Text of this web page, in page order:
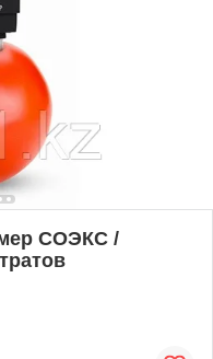
СОЭКС /